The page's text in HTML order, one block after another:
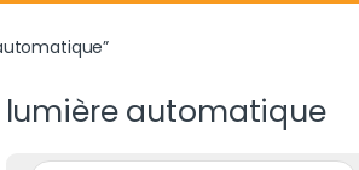
lumière automatique